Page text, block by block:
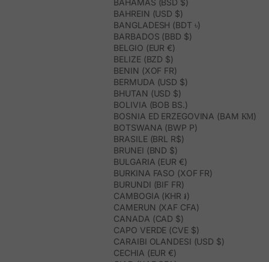
BAHAMAS (BSD $)
BAHREIN (USD $)
BANGLADESH (BDT ৳)
BARBADOS (BBD $)
BELGIO (EUR €)
BELIZE (BZD $)
BENIN (XOF FR)
BERMUDA (USD $)
BHUTAN (USD $)
BOLIVIA (BOB BS.)
BOSNIA ED ERZEGOVINA (BAM КМ)
BOTSWANA (BWP P)
BRASILE (BRL R$)
BRUNEI (BND $)
BULGARIA (EUR €)
BURKINA FASO (XOF FR)
BURUNDI (BIF FR)
CAMBOGIA (KHR ៛)
CAMERUN (XAF CFA)
CANADA (CAD $)
CAPO VERDE (CVE $)
CARAIBI OLANDESI (USD $)
CECHIA (EUR €)